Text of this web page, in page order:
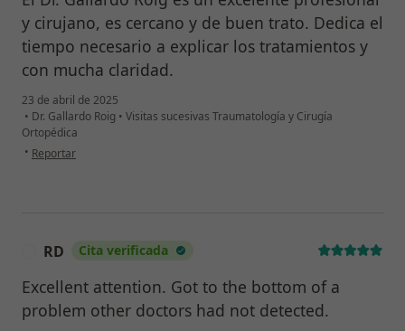
y cirujano, es cercano y de buen trato. Dedica el
tiempo necesario a explicar los tratamientos y
con mucha claridad.
23 de abril de 2025
• Dr. Gallardo Roig • Visitas sucesivas Traumatología y Cirugía
Ortopédica
• en opinión del usuario Begoña Ortiz
Reportar
RD Cita verificada
Excellent attention. Got to the bottom of a
problem other doctors had not detected.